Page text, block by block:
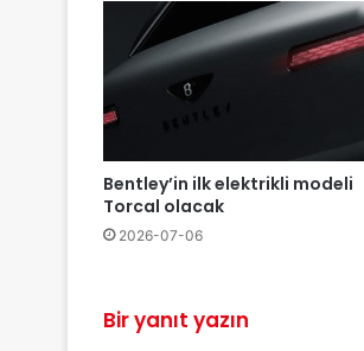
Bentley’in ilk elektrikli modeli
Torcal olacak
2026-07-06
Bir yanıt yazın